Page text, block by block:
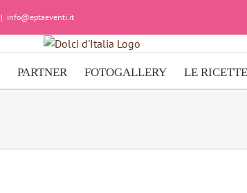
| info@eptaeventi.it
PARTNER FOTOGALLERY LE RICETTE